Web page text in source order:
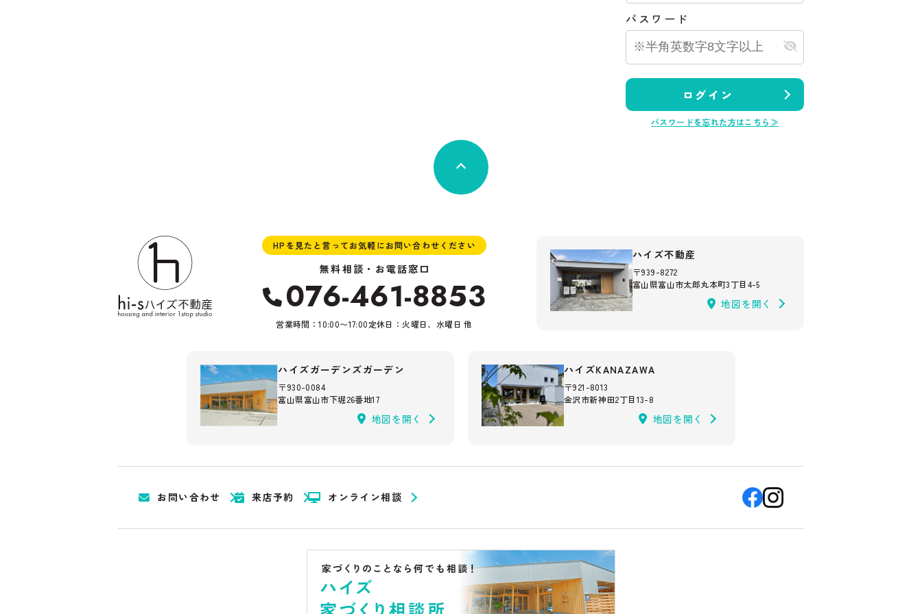
パスワード
ログイン
パスワードを忘れた方はこちら≫
HPを見たと言ってお気軽にお問い合わせください
無料相談・お電話窓口
076-461-8853
営業時間：10:00〜17:00定休日：火曜日、水曜日 他
ハイズ不動産
〒939-8272
富山県富山市太郎丸本町3丁目4-5
地図を開く
ハイズガーデンズガーデン
〒930-0084
富山県富山市下堀26番地17
地図を開く
ハイズKANAZAWA
〒921-8013
金沢市新神田2丁目13-8
地図を開く
お問い合わせ 来店予約 オンライン相談